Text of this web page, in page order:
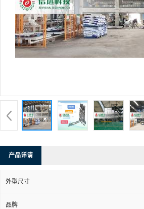
产品详请
外型尺寸
品牌